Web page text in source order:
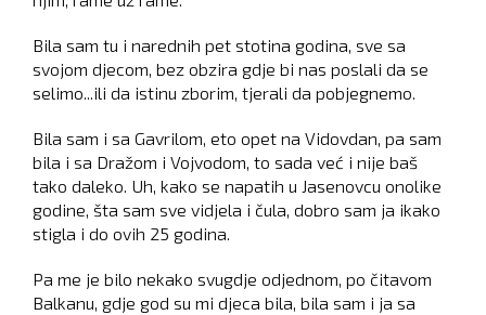
Bila sam tu i narednih pet stotina godina, sve sa
svojom djecom, bez obzira gdje bi nas poslali da se
selimo...ili da istinu zborim, tjerali da pobjegnemo.
Bila sam i sa Gavrilom, eto opet na Vidovdan, pa sam
bila i sa Dražom i Vojvodom, to sada već i nije baš
tako daleko. Uh, kako se napatih u Jasenovcu onolike
godine, šta sam sve vidjela i čula, dobro sam ja ikako
stigla i do ovih 25 godina.
Pa me je bilo nekako svugdje odjednom, po čitavom
Balkanu, gdje god su mi djeca bila, bila sam i ja sa